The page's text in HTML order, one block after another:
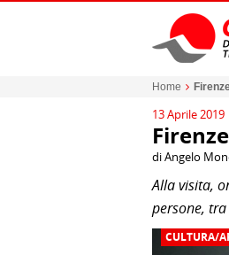
Home
13 Aprile 2019
di Angelo
Alla visita,
persone,
CULTURA/